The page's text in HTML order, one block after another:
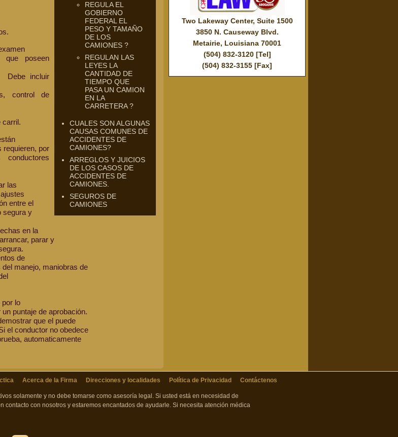
REGULA EL
GOBIERNO
FEDERAL EL
PESO Y TAMAÑO
DE LOS
CAMIONES ?
REGULAN LAS
LEYES LA
CANTIDAD DE
TIEMPO QUE
PASA UN CAMION
EN LA
CARRETERA ?
CUALES SON ALGUNAS
CAUSAS COMUNES DE
ACCIDENTES DE
CAMIONES?
ARREGLOS Y JUICIOS
DE LOS CASOS DE
ACCIDENTES DE
CAMIONES.
SEGUROS DE
CAMIONES
que poseen
Debe incluir
control de
carril.
requieren, por
las
entre el
segura y
en la
parar y
de
manejo, maniobras de
por lo
puntaje de aprobación.
que el puede
el conductor no obedece
automaticamente
Two Lakeway Center, Suite 1500
3850 N. Causeway Blvd.
Metairie, Louisiana 70001
(504) 832-3120 [Tel]
(504) 832-3155 [Fax]
Acerca de la Firma Direcciones y localidades Política de Privacidad Contáctenos
solamente y no debe tomarse como asesoría legal. Si usted está en necesidad de
con nosotros y estaremos encantados de ayudarle. Si necesita atención médica